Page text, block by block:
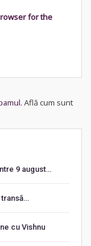
for the
Află cum sunt
9 august…
transă…
cu Vishnu